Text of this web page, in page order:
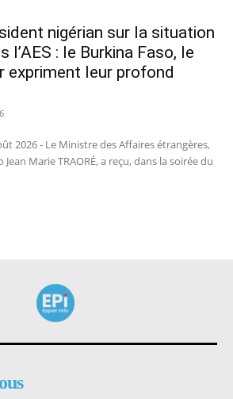
nigérian sur la situation
l’AES : le Burkina Faso, le
expriment leur profond
2026 - Le Ministre des Affaires étrangères,
Marie TRAORÉ, a reçu, dans la soirée du